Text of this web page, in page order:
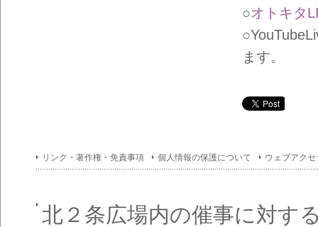
○オトキタ
ます。
リンク・著作権・免責事項 個人情報の保護について ウェブアク
北２条広場内の催事に対す